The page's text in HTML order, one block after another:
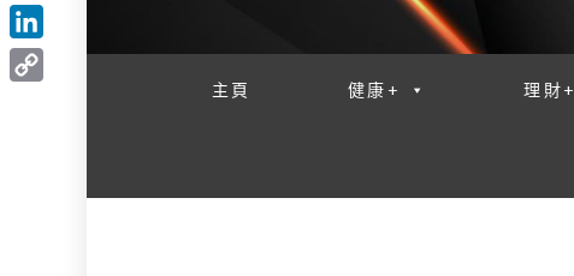
主頁 健康+ 理財+
t
s
C
h
M
e
s
L
i